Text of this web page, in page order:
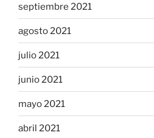
septiembre 2021
agosto 2021
julio 2021
junio 2021
mayo 2021
abril 2021